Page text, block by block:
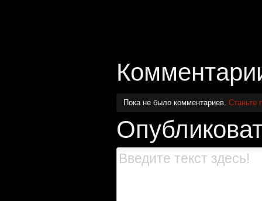
Пока не было комментариев. Станьте